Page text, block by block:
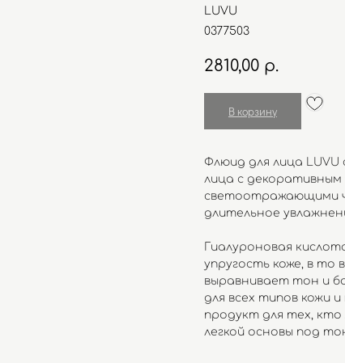
LUVU
0377503
2810,00 р.
В корзину
Флюид для лица
лица с декоративным
светоотражающими
длительное
Гиалуроновая
упругость коже, в то
выравнивает тон и
для всех типов кожи
продукт для тех,
легкой основы под